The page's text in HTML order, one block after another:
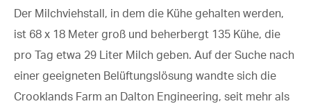
Der Milchviehstall, in dem die Kühe gehalten werden,
ist 68 x 18 Meter groß und beherbergt 135 Kühe, die
pro Tag etwa 29 Liter Milch geben. Auf der Suche nach
einer geeigneten Belüftungslösung wandte sich die
Crooklands Farm an Dalton Engineering, seit mehr als